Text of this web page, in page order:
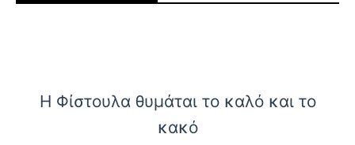
Η Φίστουλα θυμάται το καλό και το
κακό